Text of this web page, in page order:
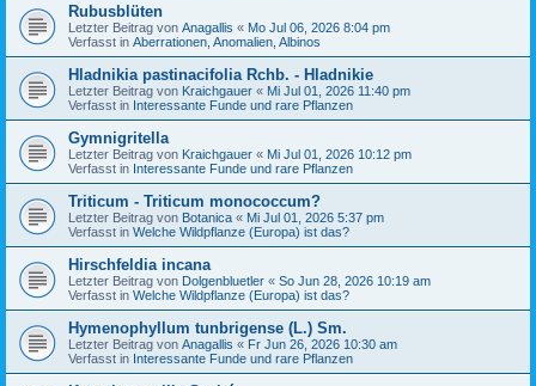
Rubusblüten
Letzter Beitrag von Anagallis « Mo Jul 06, 2026 8:04 pm
Verfasst in Aberrationen, Anomalien, Albinos
Hladnikia pastinacifolia Rchb. - Hladnikie
Letzter Beitrag von Kraichgauer « Mi Jul 01, 2026 11:40 pm
Verfasst in Interessante Funde und rare Pflanzen
Gymnigritella
Letzter Beitrag von Kraichgauer « Mi Jul 01, 2026 10:12 pm
Verfasst in Interessante Funde und rare Pflanzen
Triticum - Triticum monococcum?
Letzter Beitrag von Botanica « Mi Jul 01, 2026 5:37 pm
Verfasst in Welche Wildpflanze (Europa) ist das?
Hirschfeldia incana
Letzter Beitrag von Dolgenbluetler « So Jun 28, 2026 10:19 am
Verfasst in Welche Wildpflanze (Europa) ist das?
Hymenophyllum tunbrigense (L.) Sm.
Letzter Beitrag von Anagallis « Fr Jun 26, 2026 10:30 am
Verfasst in Interessante Funde und rare Pflanzen